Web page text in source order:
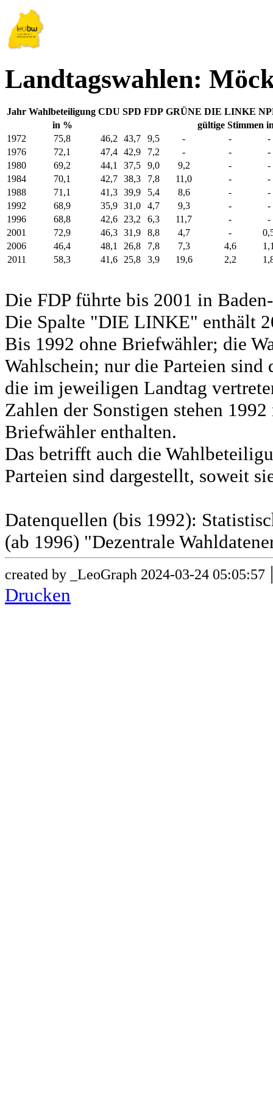
Landtagswahlen:
Jahr Wahlbeteiligung CDU SPD FDP GRÜNE DIE LINKE
in %
gültige Stimmen
1972
75,8 46,2 43,7 9,5 - -
-
1976
72,1 47,4 42,9 7,2 - -
-
1980
69,2 44,1 37,5 9,0 9,2 -
-
1984
70,1 42,7 38,3 7,8 11,0 -
-
1988
71,1 41,3 39,9 5,4 8,6 -
-
1992
68,9 35,9 31,0 4,7 9,3 -
-
1996
68,8 42,6 23,2 6,3 11,7 -
-
2001
72,9 46,3 31,9 8,8 4,7 -
2006
46,4 48,1 26,8 7,8 7,3 4,6
2011
58,3 41,6 25,8 3,9 19,6 2,2
Die FDP führte bis 2001 in
Die Spalte "DIE LINKE" enthält
Bis 1992 ohne Briefwähler; die
Wahlschein; nur die Parteien sind
die im jeweiligen Landtag
Zahlen der Sonstigen stehen
Briefwähler enthalten.
Das betrifft auch die
Parteien sind dargestellt, soweit
Datenquellen (bis 1992):
(ab 1996) "Dezentrale
created by _LeoGraph 2024-03-24 05:05:57
Drucken